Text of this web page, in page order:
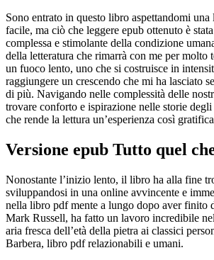
Sono entrato in questo libro aspettandomi una
facile, ma ciò che leggere epub ottenuto è
complessa e stimolante della condizione
della letteratura che rimarrà con me per molto
un fuoco lento, uno che si costruisce in
raggiungere un crescendo che mi ha lasciato
di più. Navigando nelle complessità delle
trovare conforto e ispirazione nelle storie
che rende la lettura un’esperienza così
Versione epub Tutto quel
Nonostante l’inizio lento, il libro ha alla fine
sviluppandosi in una online avvincente e
nella libro pdf mente a lungo dopo aver finito
Mark Russell, ha fatto un lavoro incredibile
aria fresca dell’età della pietra ai classici
Barbera, libro pdf relazionabili e umani.